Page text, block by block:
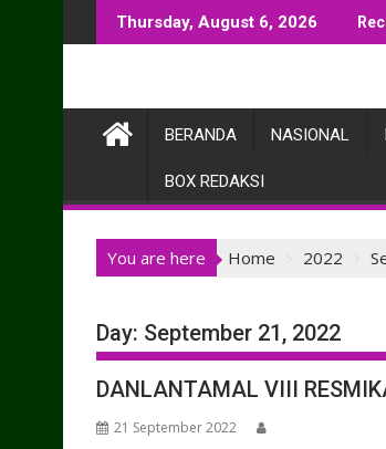
to
Thursday, August 6, 2026
BERANDA NASIONAL
BOX REDAKSI
You are here Home 2022
Day: September 21, 2022
DANLANTAMAL VIII
21 September 2022